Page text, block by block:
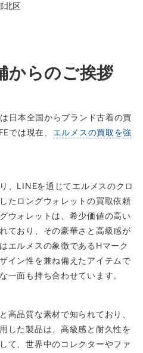
北区
からのご挨拶
日本全国からブランド古着の買
では現在、 エルメスの買取を強
、LINEを通じてエルメスのクロ
たロングウォレットの買取依頼
ウォレットは、希少価値の高い
ており、その豪華さと高級感が
エルメスの象徴であるHマーク
イン性を兼ね備えたアイテムで
一面も持ち合わせています。
高品質な素材で知られており、
した製品は、高級感と耐久性を
て、世界中のコレクターやファ